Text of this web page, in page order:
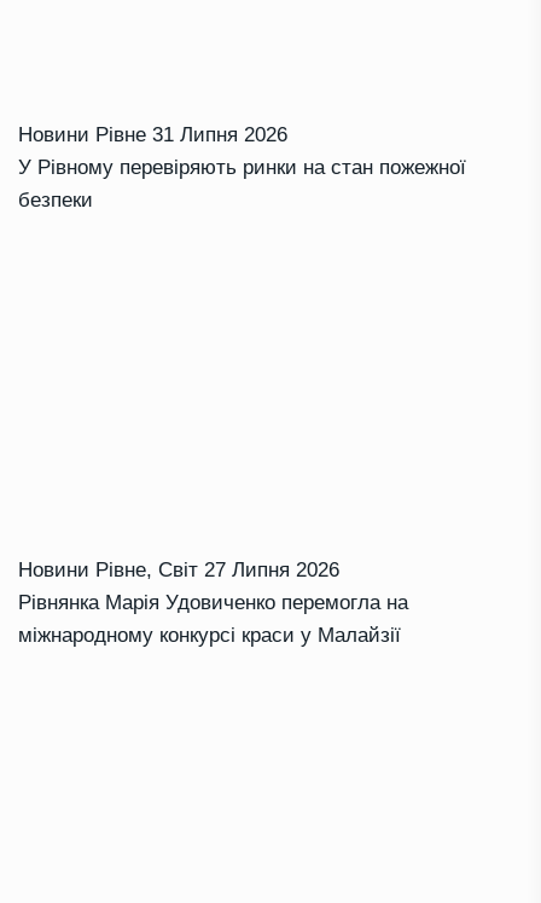
Новини Рівне 31 Липня 2026
У Рівному перевіряють ринки на стан пожежної
безпеки
Новини Рівне, Світ 27 Липня 2026
Рівнянка Марія Удовиченко перемогла на
міжнародному конкурсі краси у Малайзії